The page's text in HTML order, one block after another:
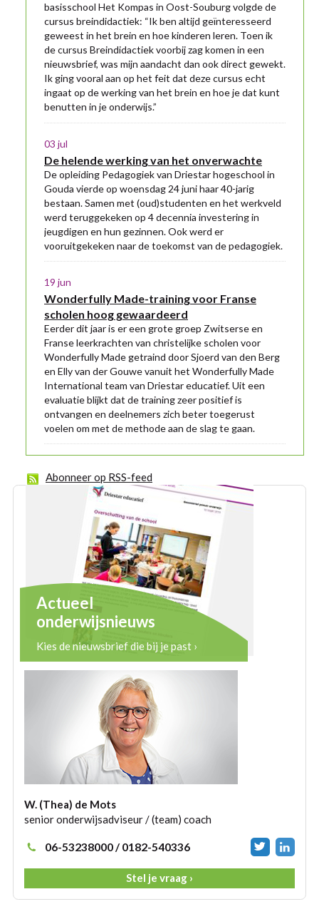
basisschool Het Kompas in Oost-Souburg volgde de
cursus breindidactiek: “Ik ben altijd geïnteresseerd
geweest in het brein en hoe kinderen leren. Toen ik
de cursus Breindidactiek voorbij zag komen in een
nieuwsbrief, was mijn aandacht dan ook direct gewekt.
Ik ging vooral aan op het feit dat deze cursus echt
ingaat op de werking van het brein en hoe je dat kunt
benutten in je onderwijs.”
03 jul
De helende werking van het onverwachte
De opleiding Pedagogiek van Driestar hogeschool in
Gouda vierde op woensdag 24 juni haar 40-jarig
bestaan. Samen met (oud)studenten en het werkveld
werd teruggekeken op 4 decennia investering in
jeugdigen en hun gezinnen. Ook werd er
vooruitgekeken naar de toekomst van de pedagogiek.
19 jun
Wonderfully Made-training voor Franse
scholen hoog gewaardeerd
Eerder dit jaar is er een grote groep Zwitserse en
Franse leerkrachten van christelijke scholen voor
Wonderfully Made getraind door Sjoerd van den Berg
en Elly van der Gouwe vanuit het Wonderfully Made
International team van Driestar educatief. Uit een
evaluatie blijkt dat de training zeer positief is
ontvangen en deelnemers zich beter toegerust
voelen om met de methode aan de slag te gaan.
Abonneer op RSS-feed
Actueel
onderwijsnieuws
Kies de nieuwsbrief die bij je past ›
W. (Thea) de Mots
senior onderwijsadviseur / (team) coach
06-53238000 / 0182-540336
Stel je vraag ›